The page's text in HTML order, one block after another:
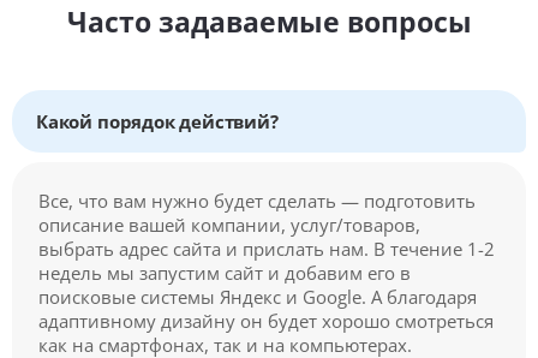
Часто задаваемые вопросы
Какой порядок действий?
Все, что вам нужно будет сделать — подготовить
описание вашей компании, услуг/товаров,
выбрать адрес сайта и прислать нам. В течение 1-2
недель мы запустим сайт и добавим его в
поисковые системы Яндекс и Google. А благодаря
адаптивному дизайну он будет хорошо смотреться
как на смартфонах, так и на компьютерах.